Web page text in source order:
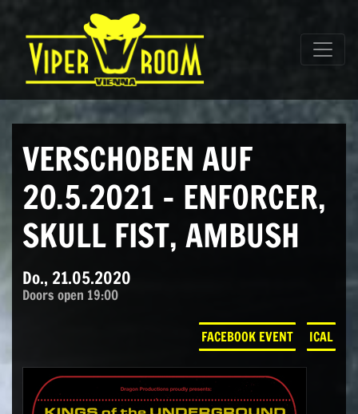
Hauptnavigation
VERSCHOBEN AUF
20.5.2021 – ENFORCER,
SKULL FIST, AMBUSH
Do., 21.05.2020
Doors open 19:00
FACEBOOK EVENT ICAL